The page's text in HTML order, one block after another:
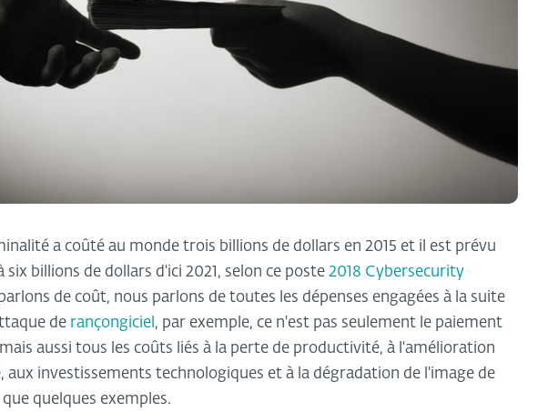
a coûté au monde trois billions de dollars en 2015 et il est prévu
billions de dollars d'ici 2021, selon ce poste 2018 Cybersecurity
de coût, nous parlons de toutes les dépenses engagées à la suite
de rançongiciel, par exemple, ce n'est pas seulement le paiement
aussi tous les coûts liés à la perte de productivité, à l'amélioration
aux investissements technologiques et à la dégradation de l'image de
quelques exemples.